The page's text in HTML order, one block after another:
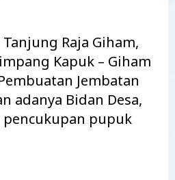
Raja Giham,
Kapuk – Giham
Jembatan
adanya Bidan Desa,
pupuk